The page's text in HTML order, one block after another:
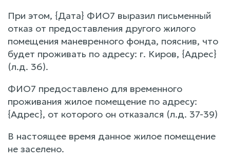
При этом, {Дата} ФИО7 выразил письменный
отказ от предоставления другого жилого
помещения маневренного фонда, пояснив, что
будет проживать по адресу: г. Киров, {Адрес}
(л.д. 36).
ФИО7 предоставлено для временного
проживания жилое помещение по адресу:
{Адрес}, от которого он отказался (л.д. 37-39)
В настоящее время данное жилое помещение
не заселено.